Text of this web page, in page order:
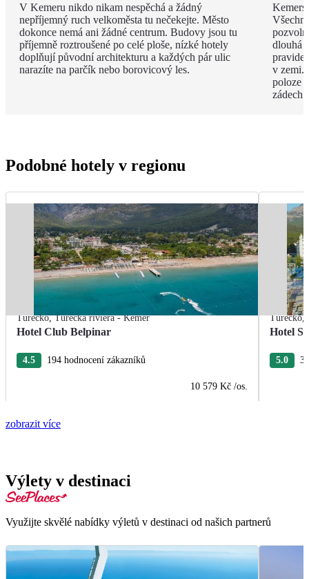
V Kemeru nikdo nikam nespěchá a žádný
nepříjemný ruch velkoměsta tu nečekejte. Město
dokonce nemá ani žádné centrum. Budovy jsou tu
příjemně roztroušené po celé ploše, nízké hotely
doplňují původní architekturu a každých pár ulic
narazíte na parčík nebo borovicový les.
dlouhá
v zemi.
poloze
zádech.
Podobné hotely v regionu
Turecko,Turecká riviéra - Kemer
Hotel Club Belpinar
4.5 194 hodnocení zákazníků
10 579 Kč /os.
Turecko,
Hotel
5.0
zobrazit více
Výlety v destinaci
Využijte skvělé nabídky výletů v destinaci od našich partnerů